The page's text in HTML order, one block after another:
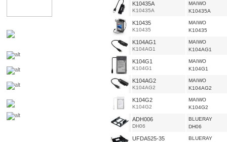
K10435A
K10435A
MAIWO
K10435A
K10435
K10435
MAIWO
K10435
K104AG1
K104AG1
MAIWO
K104AG1
K104G1
K104G1
MAIWO
K104G1
K104AG2
K104AG2
MAIWO
K104AG2
K104G2
K104G2
MAIWO
K104G2
ADH006
DH06
BLUERAY
DH06
UFDA525-35
BLUERAY